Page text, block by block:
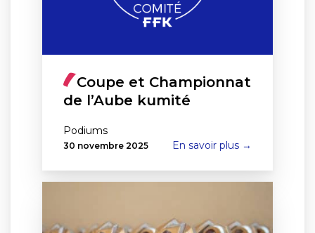
Coupe et Championnat
de l’Aube kumité
Podiums
30 novembre 2025 En savoir plus →